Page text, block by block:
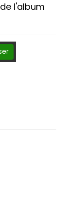
l'album